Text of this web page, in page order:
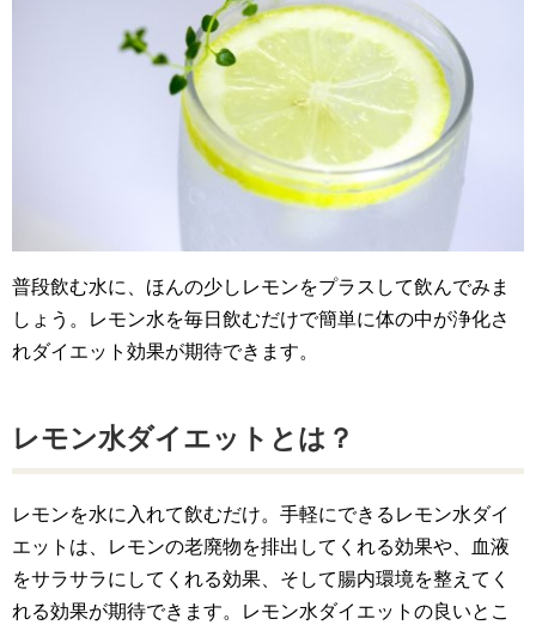
普段飲む水に、ほんの少しレモンをプラスして飲んでみま
しょう。レモン水を毎日飲むだけで簡単に体の中が浄化さ
れダイエット効果が期待できます。
レモン水ダイエットとは？
レモンを水に入れて飲むだけ。手軽にできるレモン水ダイ
エットは、レモンの老廃物を排出してくれる効果や、血液
をサラサラにしてくれる効果、そして腸内環境を整えてく
れる効果が期待できます。レモン水ダイエットの良いとこ